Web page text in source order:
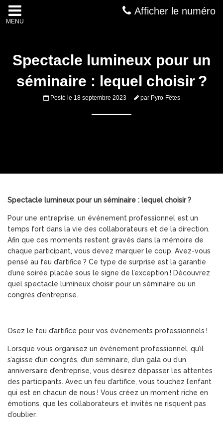
MENU
Afficher le numéro
Spectacle lumineux pour un
séminaire : lequel choisir ?
Posté le 18 septembre 2023 par Pyro-Fêtes
Spectacle lumineux pour un séminaire : lequel choisir ?
Pour une entreprise, un événement professionnel est un
temps fort dans la vie des collaborateurs et de la direction.
Afin que ces moments restent gravés dans la mémoire de
chaque participant, vous devez marquer le coup. Avez-vous
pensé au feu d’artifice ? Ce type de surprise est la garantie
d’une soirée placée sous le signe de l’exception ! Découvrez
quel spectacle lumineux choisir pour un séminaire ou un
congrès d’entreprise.
Osez le feu d’artifice pour vos événements professionnels !
Lorsque vous organisez un événement professionnel, qu’il
s’agisse d’un congrès, d’un séminaire, d’un gala ou d’un
anniversaire d’entreprise, vous désirez dépasser les attentes
des participants. Avec un feu d’artifice, vous touchez l’enfant
qui est en chacun de nous ! Vous créez un moment riche en
émotions, que les collaborateurs et invités ne risquent pas
d’oublier.